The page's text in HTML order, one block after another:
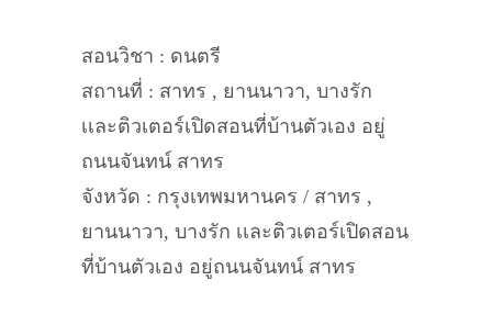
สอนวิชา : ดนตรี
สถานที่ : สาทร , ยานนาวา, บางรัก
เเละติวเตอร์เปิดสอนที่บ้านตัวเอง อยู่
ถนนจันทน์ สาทร
จังหวัด : กรุงเทพมหานคร / สาทร ,
ยานนาวา, บางรัก เเละติวเตอร์เปิดสอน
ที่บ้านตัวเอง อยู่ถนนจันทน์ สาทร